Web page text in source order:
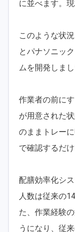
に並べます。
このような状
とパナソニッ
ムを開発しまし
作業者の前に
が用意された
のままトレー
で確認するだけ
配膳効率化シ
人数は従来の
た、作業経験
うになり、従